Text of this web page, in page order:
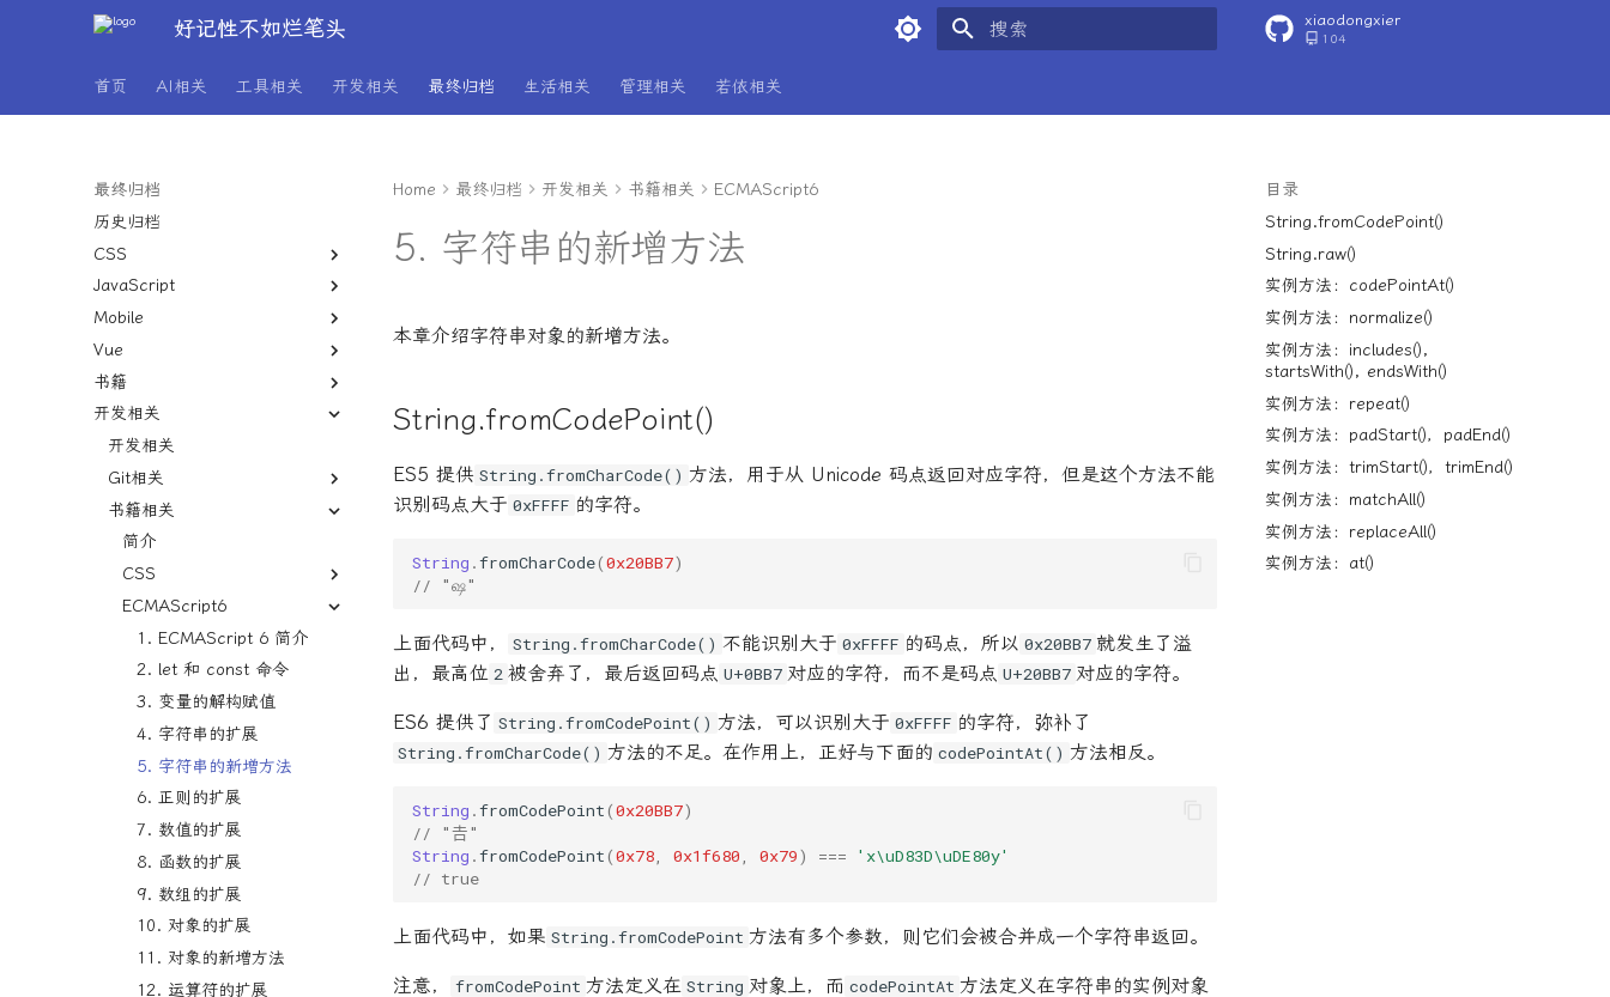
好记性不如烂笔头 xiaodongxier
104
首页 AI相关 工具相关 开发相关 最终归档 生活相关 管理相关 若依相关
最终归档
历史归档
CSS
关于
CSS加载动画
Less、Sass和Stylus
grid
打印样式
文字竖形排列
文字超出省略号显示
黑暗模式
JavaScript
关于
Date.now()和
new.Date().getTime()的区别
JSON
JS多文件类型判断
JS大小写转换
JS对象合并
JS本地存储读取
JavaScript中Object.assign的
使用
JavaScript去除字符串空格
JavaScript时间库Moment.js
JavaScript模版字符串
console.timeEnd
删除对象中某条数据
判断数据是否在某个数据对象中
判断数组对象中是否有相同字段
字符串JSON与JSON互转
寻找数组对象的某个数据
异步编程Promise,async,await
数据筛选
数组合并
Mobile
Uni app
介绍
icon 循环使用
navigateTo和redirectTo和
uni.reLaunch区别
onLoad与onShow的区别?
onReady和onLoad与onShow
的区别.md
uniapp开发小程序小米手机真
机底部间隙
上手即用的模版化uniapp-
vue2
上线前的分包问题
如何让输入框保持焦点不失去
微信小程序预览
方法封装
返回不同的页面判断
API
getCurrentPages - 获取当
前页面栈
uCharts
Cannot read property
'labelWidth' of undefined
常见问题汇总
微信小程序
小程序
encodeURIComponent和
encodeURIComponent
pdf查看及标题显示问题
rich-text不能识别换行符问题
事件相关
对话输入框与键盘适配
微信后退到指定页面
视频教程记录
订阅号服务号小程序
记录一些常用API规定及介绍
Vue
关于
ElementUI
change获取当前值
Jeecg
Jeecg下拉单选字典
Jeecg下拉多选字典
Jeecg下拉框设置默认值
Jeecg前端获取当前登陆用户
信息
UI库
AntDesign
AntDesign列表List组件增加
pagination分页器
AntDesign表单之Form表单
AntDesign选择器Select拿
到选择节点的lable
Ant Design form表单—重
置方法不生效
Antd中Table组件行类名添
加
form表单清空
modal左上角关闭按钮不生
效
table多选和单选
table点击行选中
table编辑删除保存(多个)
Table编辑删除保存
Vite
项目中css预处理器未安装可
以使用的问题
Vue2
关于
Mac与Win之间依赖问题
PDF流数据预览
Vue导出PDF
state/params的使用方法及优
缺点.md
watch监听
二进制文件流下载
列表项选中高亮
多选框默认选中全部不允许修
改
子组件修改数据影响父组件问
循环调取接口提示语显示一次
数据传递
Vue3
说明
ref和reactive
tab切换动态添加class
vue3 Vetur报错：has no
default export 组件没有默认
导出
关于插槽写法
哔哩哔哩视频
01-创建项目
02-重写src
03-toRefs与toRef
16-computed计算属性
17-watch
Vuex
Vue2使用Vuex
Vuex的使用方法及它的优缺点
Eslint
eslint相关
相关文章
Vue下载文件之文件流
Vue之Vuex从入门到实战
Vue之路由传参
Vue及Vue-Cli版本查看
vue子组件添加事件无效问题
Vue父子之间传值
Vue项目 npm run serve 卡在
65%的问题
::v-deep和/deep/和的区别是
什么
配置相关
运行启动项目自动浏览器打开
书籍
每天演好一个情绪稳定的成年人
开发相关
开发相关
Git相关
Git仓库快捷push
一个仓库关联多个远程地址
使用 GitHub Actions 实现博
客自动化部署
全局用户名
常用命令
拉取GitHub仓库报错
撤销commit操作
未拉去最新单身已经commit提
交
本地仓库关联远程仓库
终端中文乱码问题
解决仓库中存在DS_Store的
问题
通过github存储一些安装包
非常用命令
书籍相关
简介
CSS
CSS高级功能
CSS 动画
背景
盒状模型
颜色
常用组件
display 属性
常用功能
字体
函数
图像处理
CSS 概述
响应式布局：media query
ECMAScript6
1. ECMAScript 6 简介
2. let 和 const 命令
3. 变量的解构赋值
4. 字符串的扩展
5. 字符串的新增方法
6. 正则的扩展
7. 数值的扩展
8. 函数的扩展
9. 数组的扩展
10. 对象的扩展
11. 对象的新增方法
12. 运算符的扩展
目录
String.fromCodePoint()
String.raw()
实例方法：codePointAt()
实例方法：normalize()
实例方法：includes(),
startsWith(), endsWith()
实例方法：repeat()
实例方法：padStart()，padEnd()
实例方法：trimStart()，trimEnd()
实例方法：matchAll()
实例方法：replaceAll()
实例方法：at()
Home 最终归档 开发相关 书籍相关 ECMAScript6
5. 字符串的新增方法
本章介绍字符串对象的新增方法。
String.fromCodePoint()
ES5 提供 String.fromCharCode() 方法，用于从 Unicode 码点返回对应字符，但是这个方法不能
识别码点大于 0xFFFF 的字符。
String .fromCharCode(0x20BB7)
// "ஷ"
上面代码中， String.fromCharCode() 不能识别大于 0xFFFF 的码点，所以 0x20BB7 就发生了溢
出，最高位 2 被舍弃了，最后返回码点 U+0BB7 对应的字符，而不是码点 U+20BB7 对应的字符。
ES6 提供了 String.fromCodePoint() 方法，可以识别大于 0xFFFF 的字符，弥补了
String.fromCharCode() 方法的不足。在作用上，正好与下面的 codePointAt() 方法相反。
String .fromCodePoint(0x20BB7)
// "𠮷"
String .fromCodePoint(0x78 0x1f680 0x79) ===
'x\uD83D\uDE80y'
// true
上面代码中，如果 String.fromCodePoint 方法有多个参数，则它们会被合并成一个字符串返回。
注意， fromCodePoint 方法定义在 String 对象上，而 codePointAt 方法定义在字符串的实例对象